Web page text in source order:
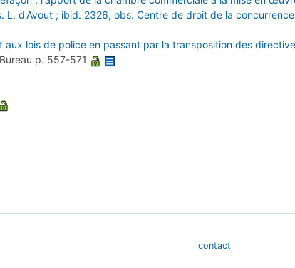
d'Avout ; ibid. 2326, obs. Centre de droit de la
lois de police en passant par la transposition des
p. 557-571
contact